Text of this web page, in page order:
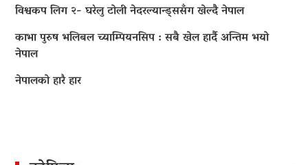
विश्वकप लिग २- घरेलु टोली नेदरल्यान्ड्ससँग खेल्दै नेपाल
काभा पुरुष भलिबल च्याम्पियनसिप : सबै खेल हार्दै अन्तिम भयो
नेपाल
नेपालको हारै हार